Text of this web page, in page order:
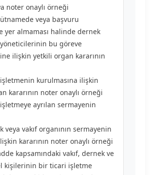
noter onaylı örneği
veya başvuru
yer almaması halinde dernek
yöneticilerinin bu göreve
ilişkin yetkili organ kararının
kurulmasına ilişkin
kararının noter onaylı örneği
ayrılan sermayenin
vakıf organının sermayenin
kararının noter onaylı örneği
kapsamındaki vakıf, dernek ve
kişilerinin bir ticari işletme